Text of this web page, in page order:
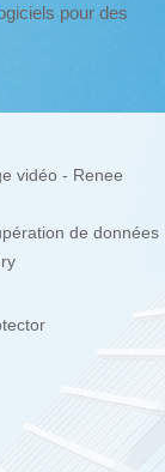
pour des
vidéo - Renee
de données